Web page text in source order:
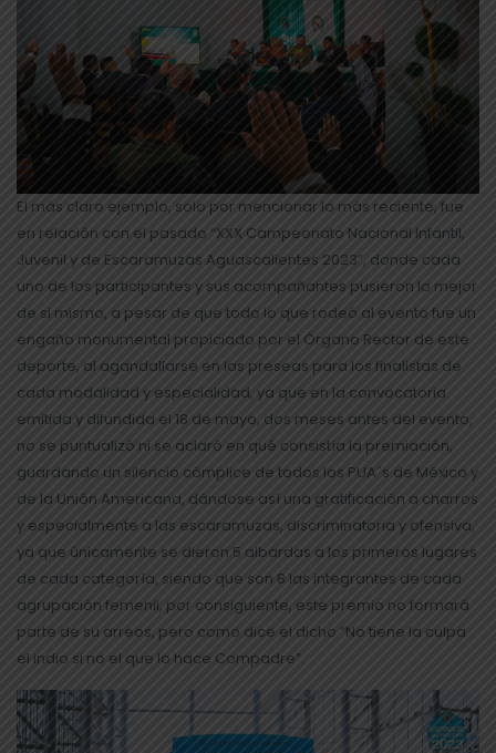
El más claro ejemplo, solo por mencionar lo más reciente, fue
en relación con el pasado “XXX Campeonato Nacional Infantil,
Juvenil y de Escaramuzas Aguascalientes 2023”, donde cada
uno de los participantes y sus acompañantes pusieron lo mejor
de si mismo, a pesar de que todo lo que rodeó al evento fue un
engaño monumental propiciado por el Órgano Rector de este
deporte, al agandallarse en las preseas para los finalistas de
cada modalidad y especialidad, ya que en la convocatoria
emitida y difundida el 18 de mayo, dos meses antes del evento,
no se puntualizó ni se aclaró en qué consistía la premiación,
guardando un silencio cómplice de todos los PUA´s de México y
de la Unión Americana, dándose así una gratificación a charros
y especialmente a las escaramuzas, discriminatoria y ofensiva,
ya que únicamente se dieron 5 albardas a los primeros lugares
de cada categoría, siendo que son 8 las integrantes de cada
agrupación femenil, por consiguiente, este premio no formará
parte de su arreos, pero como dice el dicho “No tiene la culpa
el indio si no el que lo hace Compadre”.